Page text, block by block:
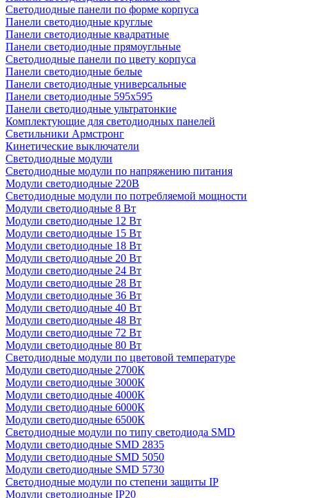
Светодиодные панели по форме корпуса
Панели светодиодные круглые
Панели светодиодные квадратные
Панели светодиодные прямоугльные
Светодиодные панели по цвету корпуса
Панели светодиодные белые
Панели светодиодные универсальные
Панели светодиодные 595х595
Панели светодиодные ультратонкие
Комплектующие для светодиодных панелей
Светильники Армстронг
Кинетические выключатели
Светодиодные модули
Светодиодные модули по напряжению питания
Модули светодиодные 220В
Светодиодные модули по потребляемой мощности
Модули светодиодные 8 Вт
Модули светодиодные 12 Вт
Модули светодиодные 15 Вт
Модули светодиодные 18 Вт
Модули светодиодные 20 Вт
Модули светодиодные 24 Вт
Модули светодиодные 28 Вт
Модули светодиодные 36 Вт
Модули светодиодные 40 Вт
Модули светодиодные 48 Вт
Модули светодиодные 72 Вт
Модули светодиодные 80 Вт
Светодиодные модули по цветовой температуре
Модули светодиодные 2700К
Модули светодиодные 3000К
Модули светодиодные 4000К
Модули светодиодные 6000К
Модули светодиодные 6500К
Светодиодные модули по типу светодиода SMD
Модули светодиодные SMD 2835
Модули светодиодные SMD 5050
Модули светодиодные SMD 5730
Светодиодные модули по степени защиты IP
Модули светодиодные IP20